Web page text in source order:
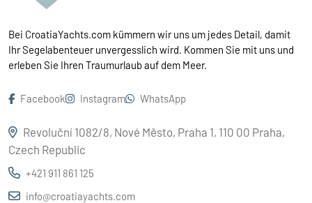
Bei CroatiaYachts.com kümmern wir uns um jedes Detail, damit
Ihr Segelabenteuer unvergesslich wird. Kommen Sie mit uns und
erleben Sie Ihren Traumurlaub auf dem Meer.
Facebook Instagram WhatsApp
Revoluční 1082/8, Nové Město, Praha 1, 110 00 Praha,
Czech Republic
+421 911 861 125
info@croatiayachts.com